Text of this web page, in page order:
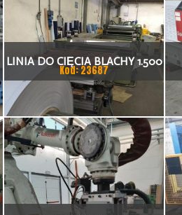
LINIA DO CIĘCIA BLACHY 1.500
X 1,5 (2,5) MM
Kod: 23687